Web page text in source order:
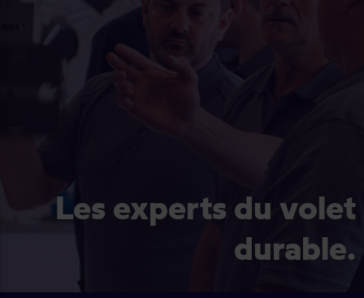
Les experts du volet
durable.